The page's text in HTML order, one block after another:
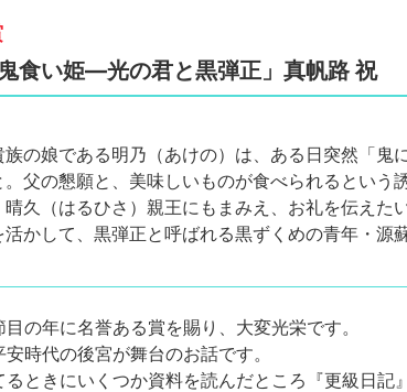
鬼食い姫―光の君と黒弾正」真帆路 祝
の娘である明乃（あけの）は、ある日突然「
。父の懇願と、美味しいものが食べられるとい
久（はるひさ）親王にもまみえ、お礼を伝え
かして、黒弾正と呼ばれる黒ずくめの青年・
の年に名誉ある賞を賜り、大変光栄です。
時代の後宮が舞台のお話です。
るときにいくつか資料を読んだところ『更級日